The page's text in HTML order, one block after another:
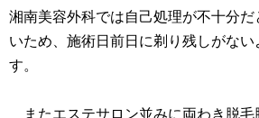
湘南美容外科では自己処理が不十分
いため、施術日前日に剃り残しがない
す。
またエステサロン並みに両わき脱毛